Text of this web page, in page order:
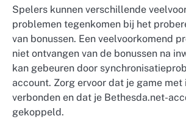
Spelers kunnen verschillende
problemen tegenkomen bij het
van bonussen. Een veelvoorkomend
niet ontvangen van de bonussen na
kan gebeuren door
account. Zorg ervoor dat je game met
verbonden en dat je Bethesda.net-
gekoppeld.